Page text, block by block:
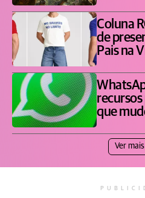
Coluna
de
Pais na
recursos
que
Ver mais